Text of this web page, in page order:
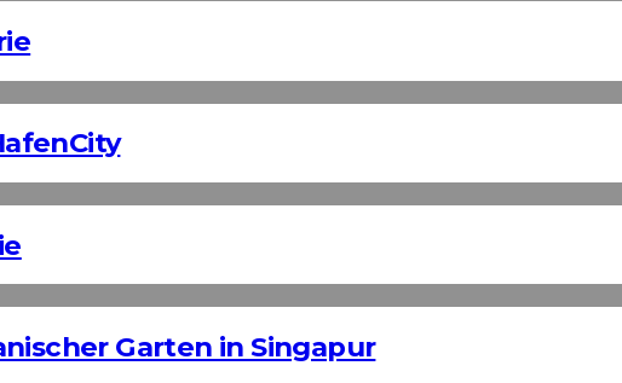
Garten in Singapur